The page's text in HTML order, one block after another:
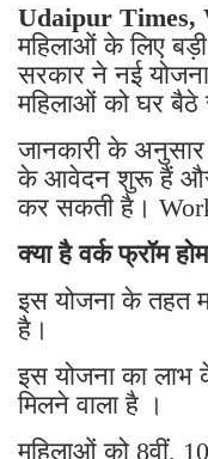
Udaipur Times,
महिलाओं के लिए
सरकार ने नई
महिलाओं को घर बैठे
जानकारी के अनुसार
के आवेदन शुरू हैं और
कर सकती है।
क्या है वर्क फ्रॉम
इस योजना के तहत
है।
इस योजना का लाभ
मिलने वाला है ।
महिलाओं को 8वीं,